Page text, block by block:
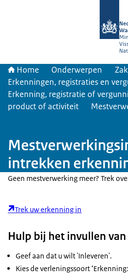
Home Onderwerpen
Erkenningen, registraties en
Erkenning, registratie of
product of activiteit
intrekken
Geen mestverwerking meer? Trek
Trek uw erkenning in
Hulp bij het invullen
Geef aan dat u wilt 'Inleveren'.
Kies de verleningssoort